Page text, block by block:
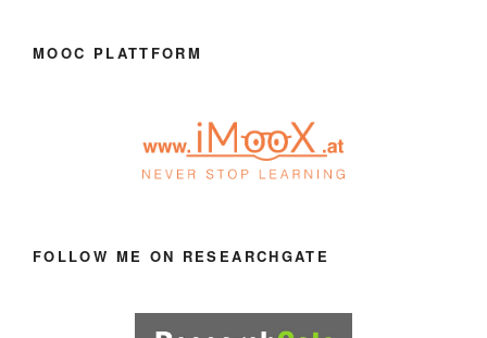
MOOC PLATTFORM
FOLLOW ME ON RESEARCHGATE